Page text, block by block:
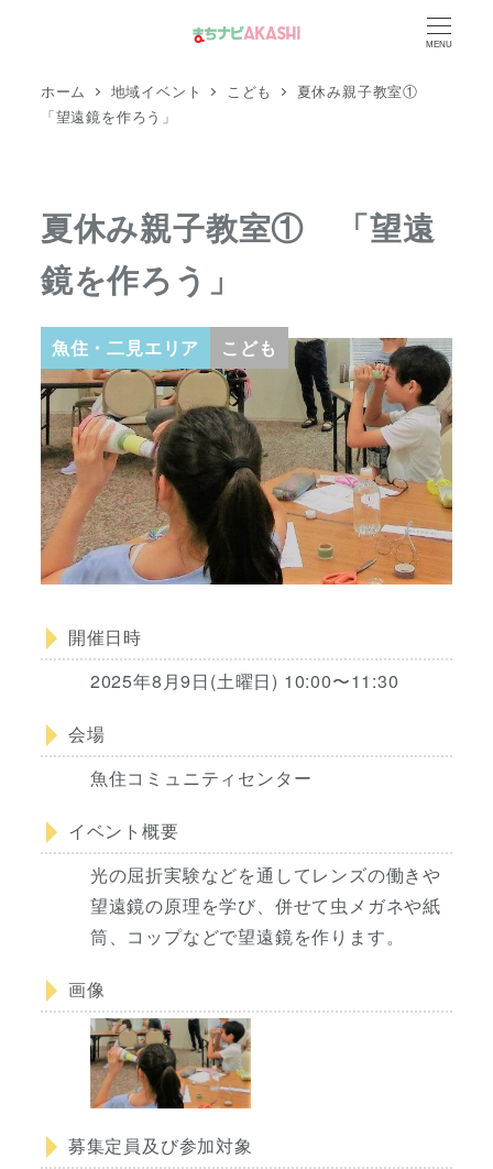
MENU
ホーム 地域イベント こども
夏休み親子教室①
「望遠鏡を作ろう」
夏休み親子教室① 「望遠
鏡を作ろう」
魚住・二見エリア こども
開催日時
2025年8月9日(土曜日) 10:00〜11:30
会場
魚住コミュニティセンター
イベント概要
光の屈折実験などを通してレンズの働きや
望遠鏡の原理を学び、併せて虫メガネや紙
筒、コップなどで望遠鏡を作ります。
画像
募集定員及び参加対象